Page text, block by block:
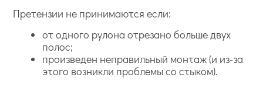
Претензии не принимаются если:
от одного рулона отрезано больше двух
полос;
произведен неправильный монтаж (и из-за
этого возникли проблемы со стыком).